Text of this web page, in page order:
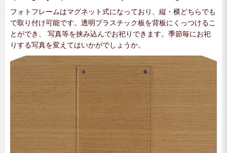
フォトフレームはマグネット式になっており、縦・横どちらでも
で取り付け可能です。透明プラスチック板を背板にくっつけるこ
とができ、 写真等を挟み込んでお祀りできます。季節毎にお祀
りする写真を変えてはいかがでしょうか。